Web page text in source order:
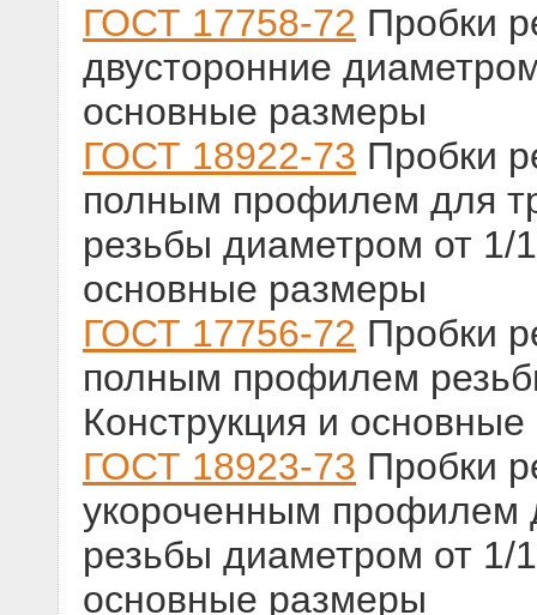
ГОСТ 17758-72 Пробки
двусторонние
основные размеры
ГОСТ 18922-73 Пробки
полным профилем для
резьбы диаметром от 1/
основные размеры
ГОСТ 17756-72 Пробки
полным профилем
Конструкция и
ГОСТ 18923-73 Пробки
укороченным профилем
резьбы диаметром от 1/
основные размеры